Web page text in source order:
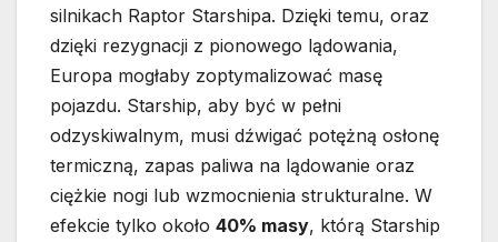
silnikach Raptor Starshipa. Dzięki temu, oraz
dzięki rezygnacji z pionowego lądowania,
Europa mogłaby zoptymalizować masę
pojazdu. Starship, aby być w pełni
odzyskiwalnym, musi dźwigać potężną osłonę
termiczną, zapas paliwa na lądowanie oraz
ciężkie nogi lub wzmocnienia strukturalne. W
efekcie tylko około 40% masy, którą Starship